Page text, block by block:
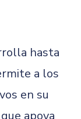
hasta
a los
en su
apoya